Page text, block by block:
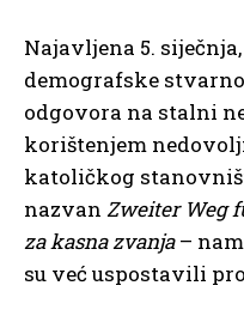
Najavljena 5.
demografske
odgovora na stalni
korištenjem
katoličkog
nazvan Zweiter Weg
za kasna zvanja–
su već uspostavili